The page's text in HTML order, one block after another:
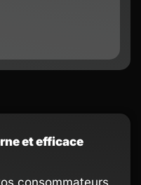
et efficace